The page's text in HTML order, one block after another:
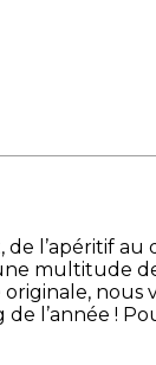
l’apéritif
multitude
l’année !